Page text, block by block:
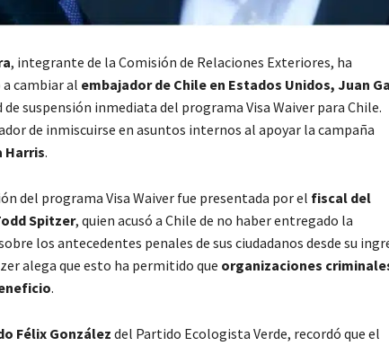
, integrante de la Comisión de Relaciones Exteriores, ha
cambiar al embajador de Chile en Estados Unidos, Juan
suspensión inmediata del programa Visa Waiver para Chile.
de inmiscuirse en asuntos internos al apoyar la campaña
Harris.
del programa Visa Waiver fue presentada por el fiscal del
Spitzer, quien acusó a Chile de no haber entregado la
los antecedentes penales de sus ciudadanos desde su
alega que esto ha permitido que organizaciones
.
Félix González del Partido Ecologista Verde, recordó que el